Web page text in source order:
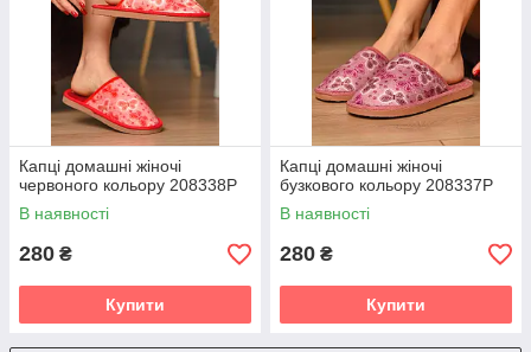
Капці домашні жіночі
червоного кольору 208338P
В наявності
280 ₴
Купити
Капці домашні жіночі
бузкового кольору 208337P
В наявності
280 ₴
Купити